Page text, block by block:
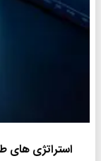
استراتژی‌ های